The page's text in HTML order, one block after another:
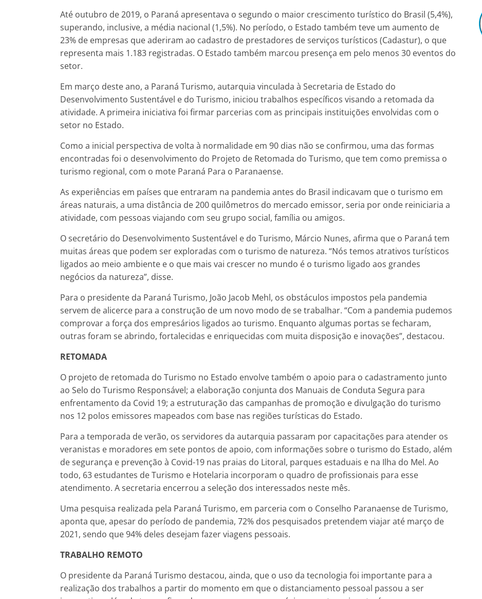
Até outubro de 2019, o Paraná apresentava o segundo o maior crescimento turístico do Brasil (5,4%),
superando, inclusive, a média nacional (1,5%). No período, o Estado também teve um aumento de
23% de empresas que aderiram ao cadastro de prestadores de serviços turísticos (Cadastur), o que
representa mais 1.183 registradas. O Estado também marcou presença em pelo menos 30 eventos do
setor.
Em março deste ano, a Paraná Turismo, autarquia vinculada à Secretaria de Estado do
Desenvolvimento Sustentável e do Turismo, iniciou trabalhos específicos visando a retomada da
atividade. A primeira iniciativa foi firmar parcerias com as principais instituições envolvidas com o
setor no Estado.
Como a inicial perspectiva de volta à normalidade em 90 dias não se confirmou, uma das formas
encontradas foi o desenvolvimento do Projeto de Retomada do Turismo, que tem como premissa o
turismo regional, com o mote Paraná Para o Paranaense.
As experiências em países que entraram na pandemia antes do Brasil indicavam que o turismo em
áreas naturais, a uma distância de 200 quilômetros do mercado emissor, seria por onde reiniciaria a
atividade, com pessoas viajando com seu grupo social, família ou amigos.
O secretário do Desenvolvimento Sustentável e do Turismo, Márcio Nunes, afirma que o Paraná tem
muitas áreas que podem ser exploradas com o turismo de natureza. “Nós temos atrativos turísticos
ligados ao meio ambiente e o que mais vai crescer no mundo é o turismo ligado aos grandes
negócios da natureza”, disse.
Para o presidente da Paraná Turismo, João Jacob Mehl, os obstáculos impostos pela pandemia
servem de alicerce para a construção de um novo modo de se trabalhar. “Com a pandemia pudemos
comprovar a força dos empresários ligados ao turismo. Enquanto algumas portas se fecharam,
outras foram se abrindo, fortalecidas e enriquecidas com muita disposição e inovações”, destacou.
RETOMADA
O projeto de retomada do Turismo no Estado envolve também o apoio para o cadastramento junto
ao Selo do Turismo Responsável; a elaboração conjunta dos Manuais de Conduta Segura para
enfrentamento da Covid 19; a estruturação das campanhas de promoção e divulgação do turismo
nos 12 polos emissores mapeados com base nas regiões turísticas do Estado.
Para a temporada de verão, os servidores da autarquia passaram por capacitações para atender os
veranistas e moradores em sete pontos de apoio, com informações sobre o turismo do Estado, além
de segurança e prevenção à Covid-19 nas praias do Litoral, parques estaduais e na Ilha do Mel. Ao
todo, 63 estudantes de Turismo e Hotelaria incorporam o quadro de profissionais para esse
atendimento. A secretaria encerrou a seleção dos interessados neste mês.
Uma pesquisa realizada pela Paraná Turismo, em parceria com o Conselho Paranaense de Turismo,
aponta que, apesar do período de pandemia, 72% dos pesquisados pretendem viajar até março de
2021, sendo que 94% deles desejam fazer viagens pessoais.
TRABALHO REMOTO
O presidente da Paraná Turismo destacou, ainda, que o uso da tecnologia foi importante para a
realização dos trabalhos a partir do momento em que o distanciamento pessoal passou a ser